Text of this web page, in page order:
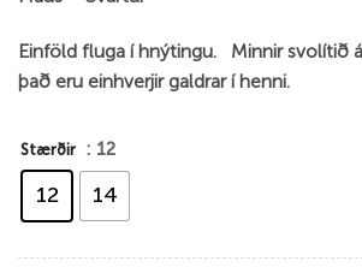
Einföld fluga í hnýtingu. Minnir svolítið
það eru einhverjir galdrar í henni.
Stærðir : 12
12 14